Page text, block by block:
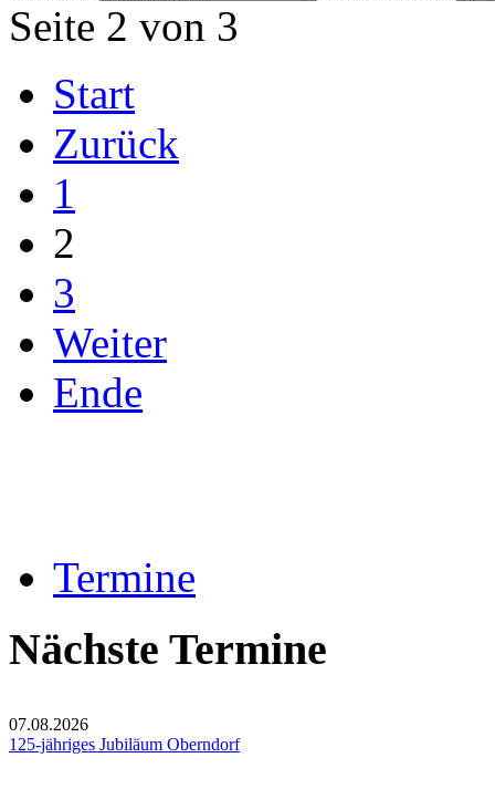
Seite 2 von 3
Start
Zurück
1
2
3
Weiter
Ende
Termine
Nächste Termine
07.08.2026
125-jähriges Jubiläum Oberndorf